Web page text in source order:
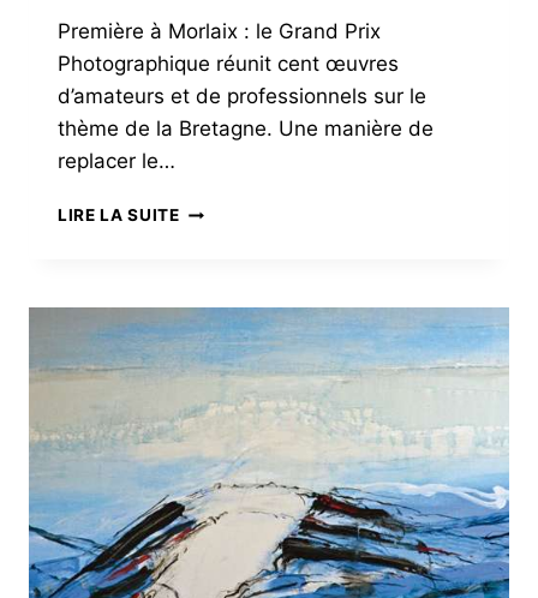
Première à Morlaix : le Grand Prix
Photographique réunit cent œuvres
d’amateurs et de professionnels sur le
thème de la Bretagne. Une manière de
replacer le…
LIRE LA SUITELA
CENT
PHOTOGRAPHIES